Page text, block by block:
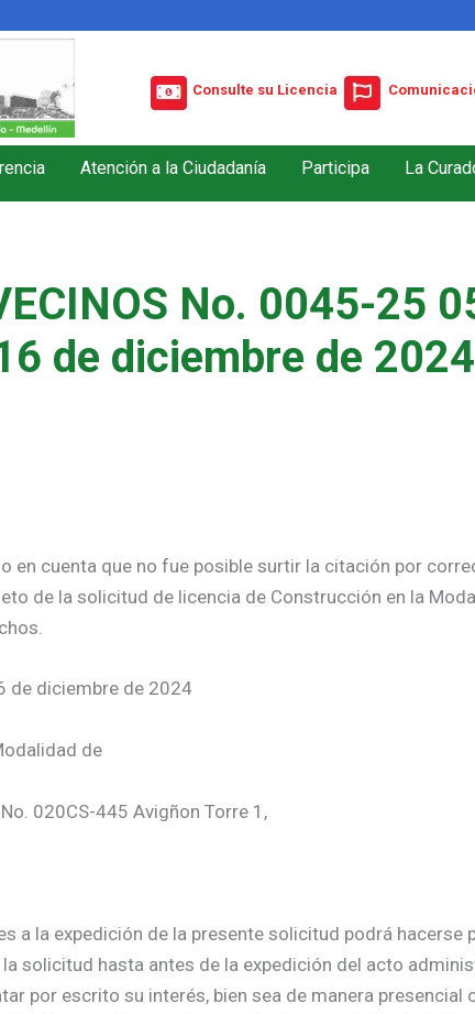
Consulte su Licencia
Atención a la Ciudadanía Participa La
No. 0045-25
de diciembre de 2024
en cuenta que no fue posible surtir la citación por
de la solicitud de licencia de Construcción en la
de diciembre de 2024
de
020CS-445 Avigñon Torre 1,
a la expedición de la presente solicitud podrá hacerse
solicitud hasta antes de la expedición del acto
por escrito su interés, bien sea de manera presencial